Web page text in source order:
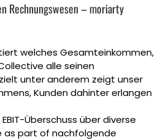
Rechnungswesen – moriarty
welches Gesamteinkommen,
alle seinen
unter anderem zeigt unser
Kunden dahinter erlangen
Überschuss über diverse
as part of nachfolgende